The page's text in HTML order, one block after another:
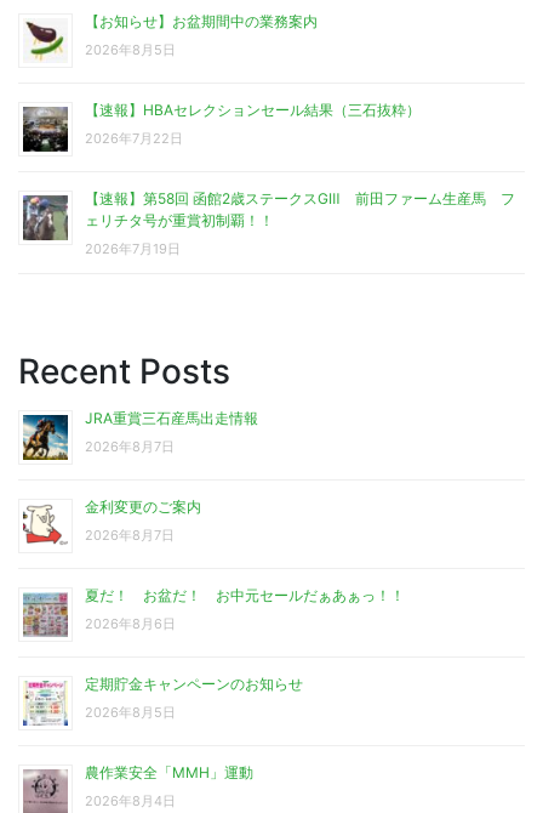
【お知らせ】お盆期間中の業務案内
2026年8月5日
【速報】HBAセレクションセール結果（三石抜粋）
2026年7月22日
【速報】第58回 函館2歳ステークスGⅢ 前田ファーム生産馬 フ
ェリチタ号が重賞初制覇！！
2026年7月19日
Recent Posts
JRA重賞三石産馬出走情報
2026年8月7日
金利変更のご案内
2026年8月7日
夏だ！ お盆だ！ お中元セールだぁあぁっ！！
2026年8月6日
定期貯金キャンペーンのお知らせ
2026年8月5日
農作業安全「MMH」運動
2026年8月4日